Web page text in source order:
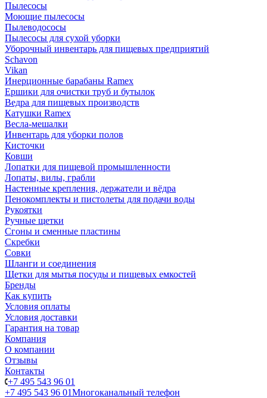
Пылесосы
Моющие пылесосы
Пылеводососы
Пылесосы для сухой уборки
Уборочный инвентарь для пищевых предприятий
Schavon
Vikan
Инерционные барабаны Ramex
Ершики для очистки труб и бутылок
Ведра для пищевых производств
Катушки Ramex
Весла-мешалки
Инвентарь для уборки полов
Кисточки
Ковши
Лопатки для пищевой промышленности
Лопаты, вилы, грабли
Настенные крепления, держатели и вёдра
Пенокомплекты и пистолеты для подачи воды
Рукоятки
Ручные щетки
Сгоны и сменные пластины
Скребки
Совки
Шланги и соединения
Щетки для мытья посуды и пищевых емкостей
Бренды
Как купить
Условия оплаты
Условия доставки
Гарантия на товар
Компания
О компании
Отзывы
Контакты
+7 495 543 96 01
+7 495 543 96 01Многоканальный телефон